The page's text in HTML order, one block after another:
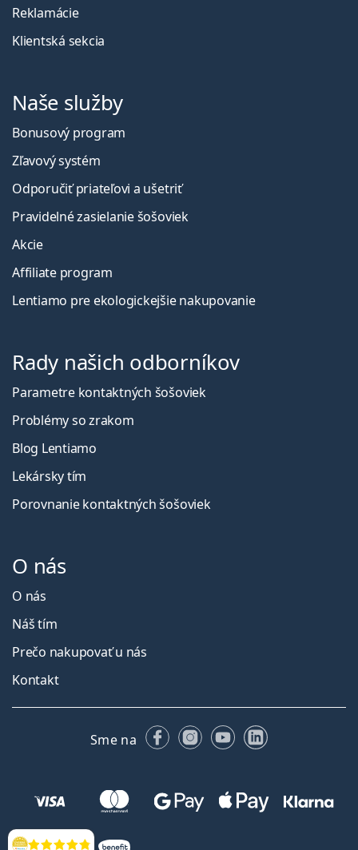
Reklamácie
Klientská sekcia
Naše služby
Bonusový program
Zľavový systém
Odporučiť priateľovi a ušetriť
Pravidelné zasielanie šošoviek
Akcie
Affiliate program
Lentiamo pre ekologickejšie nakupovanie
Rady našich odborníkov
Parametre kontaktných šošoviek
Problémy so zrakom
Blog Lentiamo
Lekársky tím
Porovnanie kontaktných šošoviek
O nás
O nás
Náš tím
Prečo nakupovať u nás
Kontakt
Sme na FacebookuInstagrame
YouTubeLinkedIn